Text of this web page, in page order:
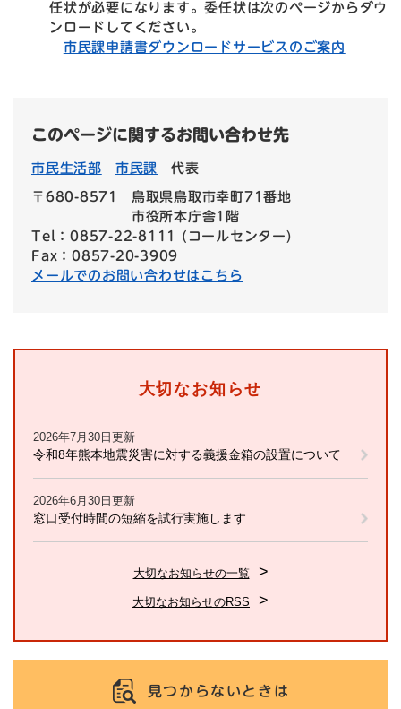
任状が必要になります。委任状は次のページからダウ
ンロードしてください。
市民課申請書ダウンロードサービスのご案内
このページに関するお問い合わせ先
市民生活部 市民課 代表
〒680-8571
鳥取県鳥取市幸町71番地
市役所本庁舎1階
Tel：0857-22-8111 (コールセンター)
Fax：0857-20-3909
メールでのお問い合わせはこちら
大切なお知らせ
2026年7月30日更新
令和8年熊本地震災害に対する義援金箱の設置について
2026年6月30日更新
窓口受付時間の短縮を試行実施します
大切なお知らせの一覧
大切なお知らせのRSS
見つからないときは